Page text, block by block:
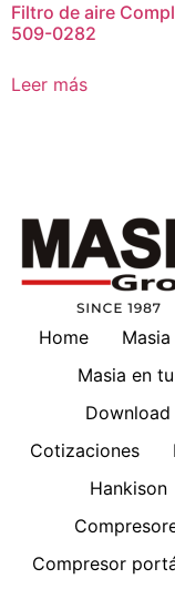
Filtro de aire
509-0282
Leer más
Home
Masia en
Download
Cotizaciones
Hankison
Compresor